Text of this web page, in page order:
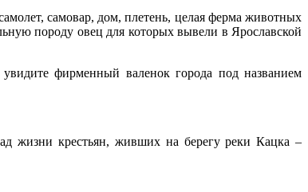
самовар, дом, плетень, целая ферма животных
породу овец для которых вывели в Ярославской
фирменный валенок города под названием
жизни крестьян, живших на берегу реки Кацка –